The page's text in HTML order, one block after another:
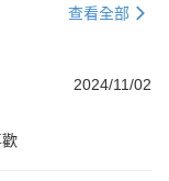
查看全部
2024/11/02